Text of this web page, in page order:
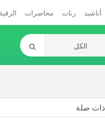
أناشيد رنات محاضرات
ذات صلة